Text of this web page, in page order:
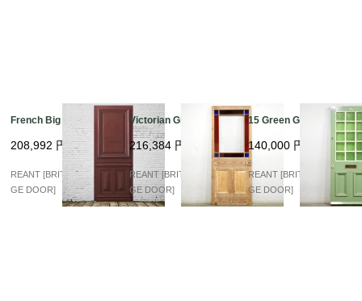
French Big Panel
208,992 円
REANT [BRITISH VINTA
GE DOOR]
Victorian Glass
216,384 円
REANT [BRITISH VINTA
GE DOOR]
15 Green Glas 37D
140,000 円
REANT [BRITISH VINTA
GE DOOR]